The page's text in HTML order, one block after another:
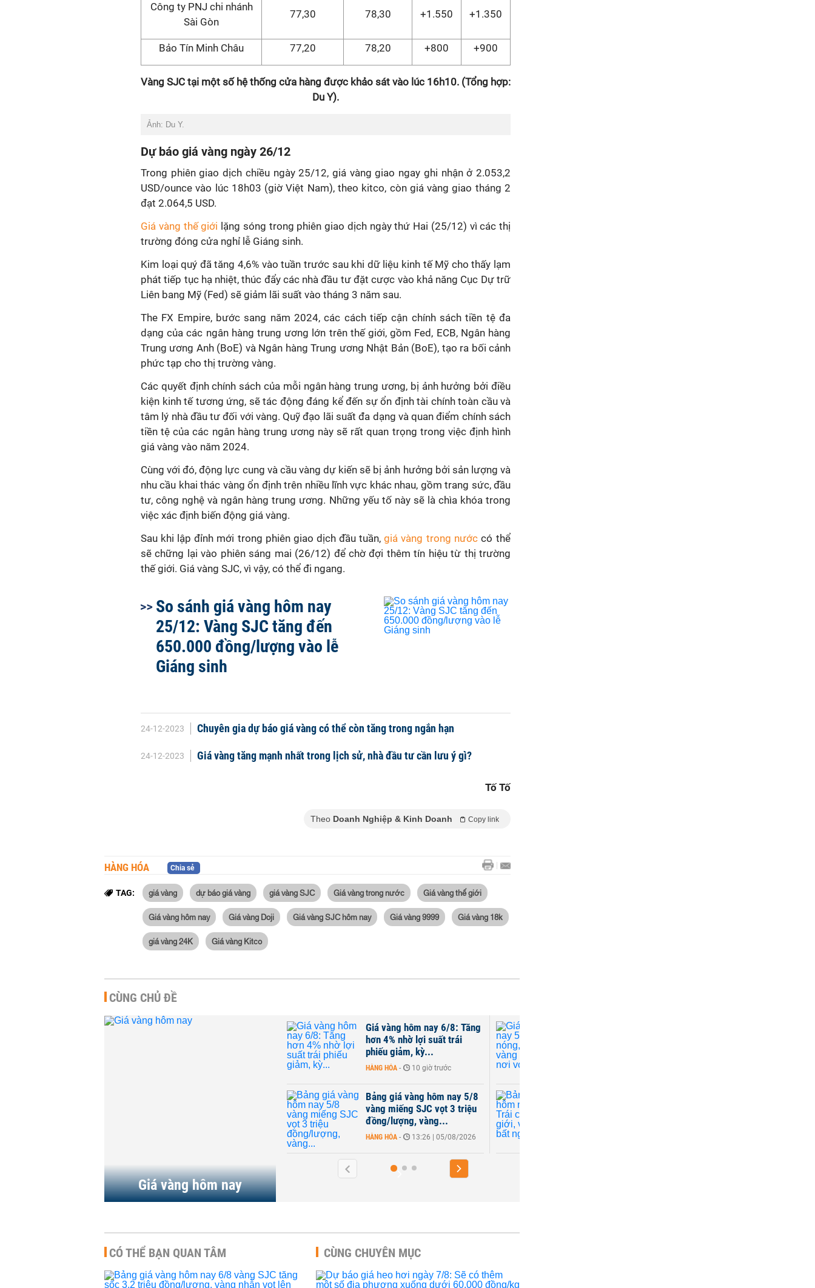
Công ty PNJ chi nhánh
Sài Gòn
77,30 78,30 +1.550 +1.350
Bảo Tín Minh Châu 77,20 78,20 +800 +900
Vàng SJC tại một số hệ thống cửa hàng được khảo sát vào lúc 16h10. (Tổng hợp:
Du Y).
Ảnh: Du Y.
Dự báo giá vàng ngày 26/12
Trong phiên giao dịch chiều ngày 25/12, giá vàng giao ngay ghi nhận ở 2.053,2
USD/ounce vào lúc 18h03 (giờ Việt Nam), theo kitco, còn giá vàng giao tháng 2
đạt 2.064,5 USD.
Giá vàng thế giới lặng sóng trong phiên giao dịch ngày thứ Hai (25/12) vì các thị
trường đóng cửa nghỉ lễ Giáng sinh.
Kim loại quý đã tăng 4,6% vào tuần trước sau khi dữ liệu kinh tế Mỹ cho thấy lạm
phát tiếp tục hạ nhiệt, thúc đẩy các nhà đầu tư đặt cược vào khả năng Cục Dự trữ
Liên bang Mỹ (Fed) sẽ giảm lãi suất vào tháng 3 năm sau.
The FX Empire, bước sang năm 2024, các cách tiếp cận chính sách tiền tệ đa
dạng của các ngân hàng trung ương lớn trên thế giới, gồm Fed, ECB, Ngân hàng
Trung ương Anh (BoE) và Ngân hàng Trung ương Nhật Bản (BoE), tạo ra bối cảnh
phức tạp cho thị trường vàng.
Các quyết định chính sách của mỗi ngân hàng trung ương, bị ảnh hưởng bởi điều
kiện kinh tế tương ứng, sẽ tác động đáng kể đến sự ổn định tài chính toàn cầu và
tâm lý nhà đầu tư đối với vàng. Quỹ đạo lãi suất đa dạng và quan điểm chính sách
tiền tệ của các ngân hàng trung ương này sẽ rất quan trọng trong việc định hình
giá vàng vào năm 2024.
Cùng với đó, động lực cung và cầu vàng dự kiến ​​sẽ bị ảnh hưởng bởi sản lượng và
nhu cầu khai thác vàng ổn định trên nhiều lĩnh vực khác nhau, gồm trang sức, đầu
tư, công nghệ và ngân hàng trung ương. Những yếu tố này sẽ là chìa khóa trong
việc xác định biến động giá vàng.
Sau khi lập đỉnh mới trong phiên giao dịch đầu tuần, giá vàng trong nước có thể
sẽ chững lại vào phiên sáng mai (26/12) để chờ đợi thêm tín hiệu từ thị trường
thế giới. Giá vàng SJC, vì vậy, có thể đi ngang.
So sánh giá vàng hôm nay
25/12: Vàng SJC tăng đến
650.000 đồng/lượng vào lễ
Giáng sinh
24-12-2023 Chuyên gia dự báo giá vàng có thể còn tăng trong ngắn hạn
24-12-2023 Giá vàng tăng mạnh nhất trong lịch sử, nhà đầu tư cần lưu ý gì?
Tố Tố
Theo Doanh Nghiệp & Kinh Doanh Copy link
HÀNG HÓA Chia sẻ
TAG: giá vàng dự báo giá vàng giá vàng SJC Giá vàng trong nước Giá vàng thế giới
Giá vàng hôm nay Giá vàng Doji Giá vàng SJC hôm nay Giá vàng 9999 Giá vàng 18k
giá vàng 24K Giá vàng Kitco
CÙNG CHỦ ĐỀ
Giá vàng hôm nay
Giá vàng hôm nay 6/8: Tăng
hơn 4% nhờ lợi suất trái
phiếu giảm, kỳ...
HÀNG HÓA - 10 giờ trước
Bảng giá vàng hôm nay 5/8
vàng miếng SJC vọt 3 triệu
đồng/lượng, vàng...
HÀNG HÓA - 13:26 | 05/08/2026
Giá vàng hôm nay 5/8 tăng
nóng, vàng SJC, vàng nhẫn
có nơi vọt 2,5...
HÀNG HÓA - 07:57 | 05/08/2026
Bảng giá vàng hôm nay 4/8:
Trái chiều thế giới, vàng SJC
bất ngờ giảm...
HÀNG HÓA - 13:48 | 04/08/2026
CÓ THỂ BẠN QUAN TÂM CÙNG CHUYÊN MỤC